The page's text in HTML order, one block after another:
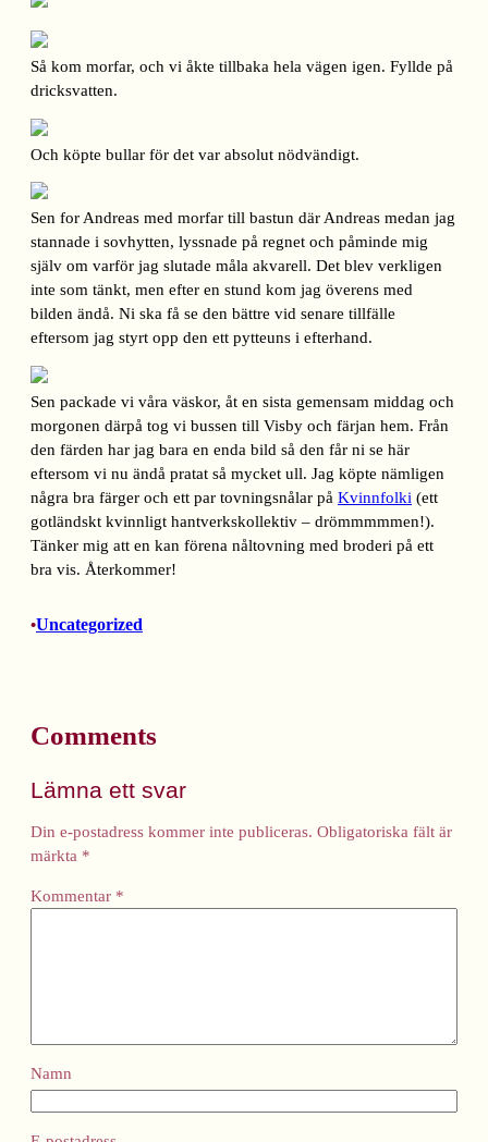
Så kom morfar, och vi åkte tillbaka hela vägen igen. Fyllde på
dricksvatten.
Och köpte bullar för det var absolut nödvändigt.
Sen for Andreas med morfar till bastun där Andreas medan jag
stannade i sovhytten, lyssnade på regnet och påminde mig
själv om varför jag slutade måla akvarell. Det blev verkligen
inte som tänkt, men efter en stund kom jag överens med
bilden ändå. Ni ska få se den bättre vid senare tillfälle
eftersom jag styrt opp den ett pytteuns i efterhand.
Sen packade vi våra väskor, åt en sista gemensam middag och
morgonen därpå tog vi bussen till Visby och färjan hem. Från
den färden har jag bara en enda bild så den får ni se här
eftersom vi nu ändå pratat så mycket ull. Jag köpte nämligen
några bra färger och ett par tovningsnålar på Kvinnfolki (ett
gotländskt kvinnligt hantverkskollektiv – drömmmmmen!).
Tänker mig att en kan förena nåltovning med broderi på ett
bra vis. Återkommer!
•Uncategorized
Comments
Lämna ett svar
Din e-postadress kommer inte publiceras. Obligatoriska fält är
märkta *
Kommentar *
Namn